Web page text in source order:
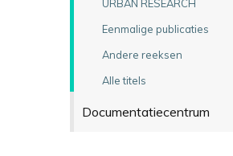
URBAN RESEARCH
Eenmalige publicaties
Andere reeksen
Alle titels
Documentatiecentrum